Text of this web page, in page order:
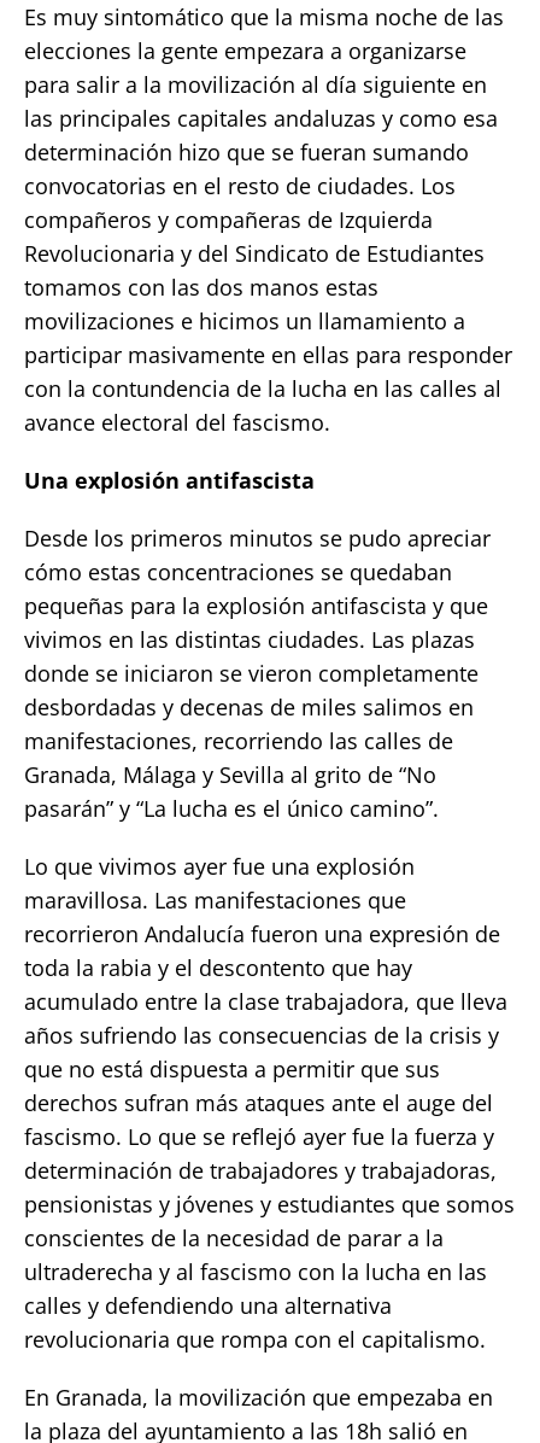
Es muy sintomático que la misma noche de las
elecciones la gente empezara a organizarse
para salir a la movilización al día siguiente en
las principales capitales andaluzas y como esa
determinación hizo que se fueran sumando
convocatorias en el resto de ciudades. Los
compañeros y compañeras de Izquierda
Revolucionaria y del Sindicato de Estudiantes
tomamos con las dos manos estas
movilizaciones e hicimos un llamamiento a
participar masivamente en ellas para responder
con la contundencia de la lucha en las calles al
avance electoral del fascismo.
Una explosión antifascista
Desde los primeros minutos se pudo apreciar
cómo estas concentraciones se quedaban
pequeñas para la explosión antifascista y que
vivimos en las distintas ciudades. Las plazas
donde se iniciaron se vieron completamente
desbordadas y decenas de miles salimos en
manifestaciones, recorriendo las calles de
Granada, Málaga y Sevilla al grito de “No
pasarán” y “La lucha es el único camino”.
Lo que vivimos ayer fue una explosión
maravillosa. Las manifestaciones que
recorrieron Andalucía fueron una expresión de
toda la rabia y el descontento que hay
acumulado entre la clase trabajadora, que lleva
años sufriendo las consecuencias de la crisis y
que no está dispuesta a permitir que sus
derechos sufran más ataques ante el auge del
fascismo. Lo que se reflejó ayer fue la fuerza y
determinación de trabajadores y trabajadoras,
pensionistas y jóvenes y estudiantes que somos
conscientes de la necesidad de parar a la
ultraderecha y al fascismo con la lucha en las
calles y defendiendo una alternativa
revolucionaria que rompa con el capitalismo.
En Granada, la movilización que empezaba en
la plaza del ayuntamiento a las 18h salió en